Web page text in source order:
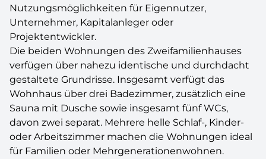
Nutzungsmöglichkeiten für Eigennutzer,
Unternehmer, Kapitalanleger oder
Projektentwickler.
Die beiden Wohnungen des Zweifamilienhauses
verfügen über nahezu identische und durchdacht
gestaltete Grundrisse. Insgesamt verfügt das
Wohnhaus über drei Badezimmer, zusätzlich eine
Sauna mit Dusche sowie insgesamt fünf WCs,
davon zwei separat. Mehrere helle Schlaf-, Kinder-
oder Arbeitszimmer machen die Wohnungen ideal
für Familien oder Mehrgenerationenwohnen.